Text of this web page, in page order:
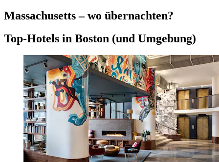
Massachusetts – wo übernachten?
Top-Hotels in Boston (und Umgebung)